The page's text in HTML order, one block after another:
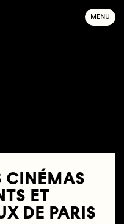
MENU
CINÉMAS
ET
DE PARIS